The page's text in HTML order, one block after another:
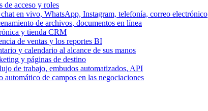
de acceso y roles
en vivo, WhatsApp, Instagram, telefonía, correo electrónico
de archivos, documentos en línea
y tienda CRM
de ventas y los reportes BI
y calendario al alcance de sus manos
y páginas de destino
de trabajo, embudos automatizados, API
de campos en las negociaciones